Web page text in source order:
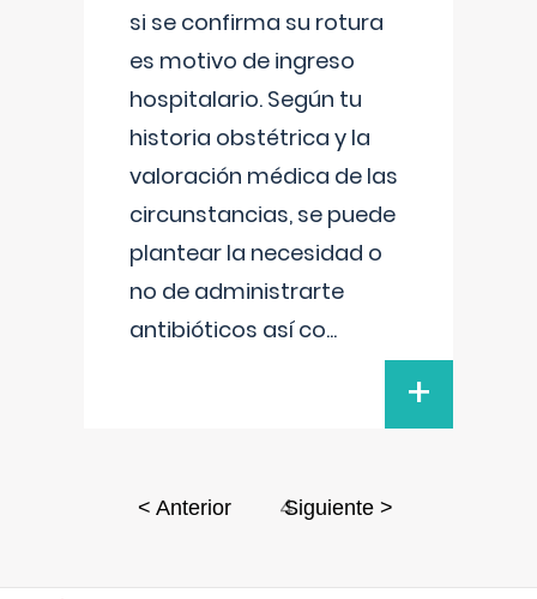
si se confirma su rotura
es motivo de ingreso
hospitalario. Según tu
historia obstétrica y la
valoración médica de las
circunstancias, se puede
plantear la necesidad o
no de administrarte
antibióticos así co...
+
< Anterior 4
Siguiente >